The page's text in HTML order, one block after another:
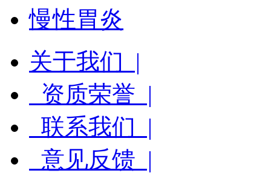
慢性胃炎
关于我们 |
资质荣誉 |
联系我们 |
意见反馈 |